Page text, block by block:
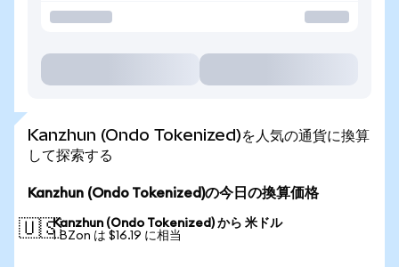
Kanzhun (Ondo Tokenized)を人気の通貨に換算
して探索する
Kanzhun (Ondo Tokenized)の今日の換算価格
🇺🇸Kanzhun (Ondo Tokenized) から 米ドル
1 BZon は $16.19 に相当